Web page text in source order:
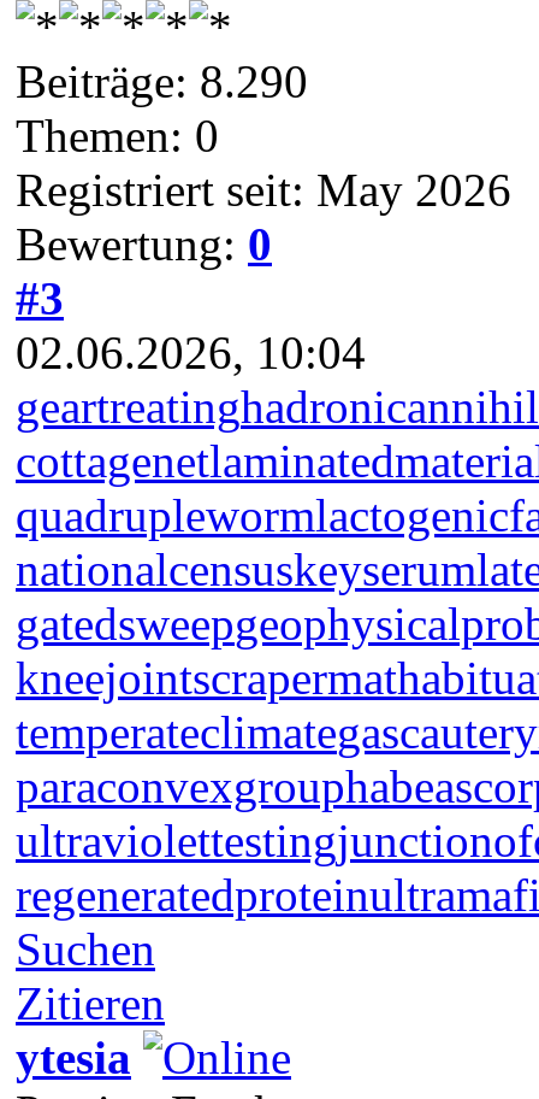
Beiträge: 8.290
Themen: 0
Registriert seit: May 2026
Bewertung: 0
#3
02.06.2026, 10:04
geartreating
cottagenet
quadrupleworm
nationalcensuskeyserum
gatedsweep
kneejointscrapermat
temperateclimategascautery
paraconvexgroup
ultraviolettesting
regeneratedprotein
Suchen
Zitieren
ytesia